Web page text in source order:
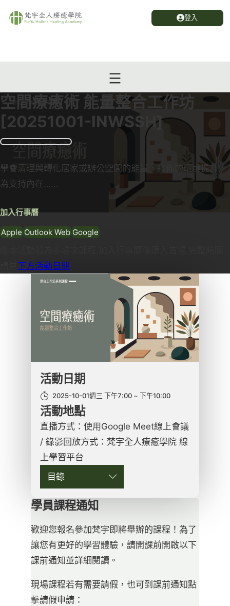
登入
空間療癒術 能量整合工作坊
[20251001-INWSSH]
學會清理與轉化居家或辦公空間的能量，將你的環境提升
為支持內在…...
加入行事曆
Apple Outlook Web Google
下方活動日期
學員課程通知
歡迎您報名參加梵宇即將舉辦的課程！為了
讓您有更好的學習體驗，請開課前開啟以下
課前通知並詳細閱讀。
現場課程若有需要請假，也可到課前通知點
擊請假申請：
活動日期
2025-10-01週三 下午7:00 下午10:00
活動地點
直播方式：使用Google Meet線上會議
/ 錄影回放方式：梵宇全人療癒學院 線
上學習平台
目錄